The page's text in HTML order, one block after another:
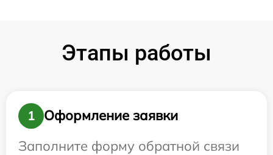
Этапы работы
1
Оформление заявки
Заполните форму обратной связи